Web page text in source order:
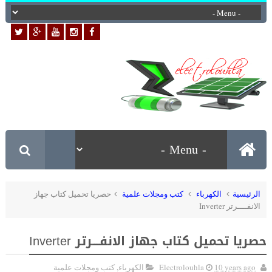
الرئيسية الكهرباء كتب ومجلات علمية
حصريا تحميل كتاب جهاز
الانفــــرتر Inverter
حصريا تحميل كتاب جهاز الانفــــرتر Inverter
Electrolouhla 10 years ago الكهرباء, كتب ومجلات علمية